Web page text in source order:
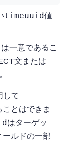
timeuuid値
は一意であるこ
文または
して
とはできま
はターゲッ
ールドの一部